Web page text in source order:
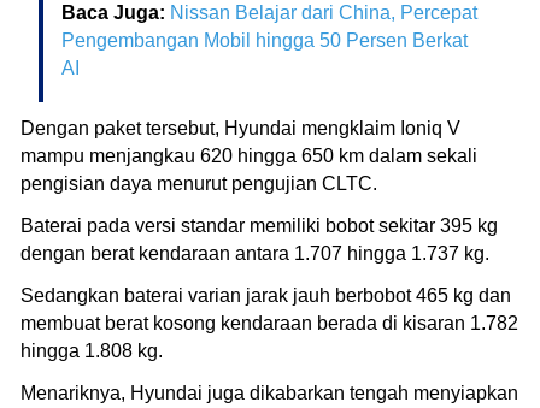
Baca Juga: Nissan Belajar dari China, Percepat
Pengembangan Mobil hingga 50 Persen Berkat
AI
Dengan paket tersebut, Hyundai mengklaim Ioniq V
mampu menjangkau 620 hingga 650 km dalam sekali
pengisian daya menurut pengujian CLTC.
Baterai pada versi standar memiliki bobot sekitar 395 kg
dengan berat kendaraan antara 1.707 hingga 1.737 kg.
Sedangkan baterai varian jarak jauh berbobot 465 kg dan
membuat berat kosong kendaraan berada di kisaran 1.782
hingga 1.808 kg.
Menariknya, Hyundai juga dikabarkan tengah menyiapkan